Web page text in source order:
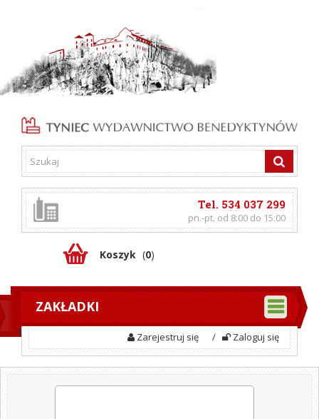
Tel. 534 037 299
pn.-pt. od 8:00 do 15:00
Koszyk (0)
ZAKŁADKI
Zarejestruj się / Zaloguj się